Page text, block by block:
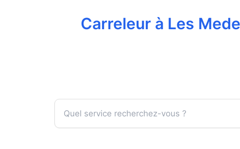
Carreleur à Les